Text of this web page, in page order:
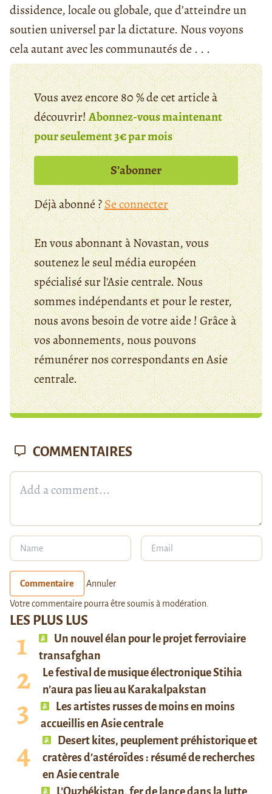
dissidence, locale ou globale, que d’atteindre un
soutien universel par la dictature. Nous voyons
cela autant avec les communautés de . . .
Vous avez encore 80 % de cet article à
découvrir!Abonnez-vous maintenant
pour seulement 3€ par mois
S’abonner
Déjà abonné ?Se connecter
En vous abonnant à Novastan, vous
soutenez le seul média européen
spécialisé sur l'Asie centrale. Nous
sommes indépendants et pour le rester,
nous avons besoin de votre aide ! Grâce à
vos abonnements, nous pouvons
rémunérer nos correspondants en Asie
centrale.
LES PLUS LUS
Un nouvel élan pour le projet ferroviaire
transafghan
Le festival de musique électronique Stihia
n’aura pas lieu au Karakalpakstan
Les artistes russes de moins en moins
accueillis en Asie centrale
Desert kites, peuplement préhistorique et
cratères d’astéroïdes : résumé de recherches
en Asie centrale
COMMENTAIRES
Commentaire Annuler
Votre commentaire pourra être soumis à modération.